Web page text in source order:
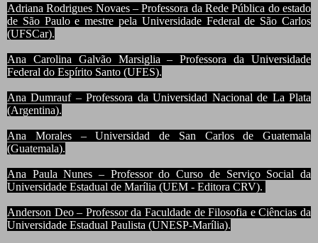
Adriana Rodrigues Novaes – Professora da Rede Pública do estado
de São Paulo e mestre pela Universidade Federal de São Carlos
(UFSCar).
Ana Carolina Galvão Marsiglia – Professora da Universidade
Federal do Espírito Santo (UFES).
Ana Dumrauf – Professora da Universidad Nacional de La Plata
(Argentina).
Ana Morales – Universidad de San Carlos de Guatemala
(Guatemala).
Ana Paula Nunes – Professor do Curso de Serviço Social da
Universidade Estadual de Marília (UEM - Editora CRV).
Anderson Deo – Professor da Faculdade de Filosofia e Ciências da
Universidade Estadual Paulista (UNESP-Marília).